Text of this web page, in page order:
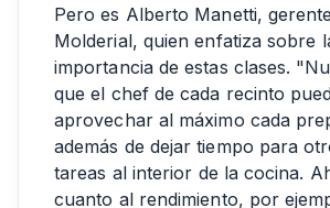
Pero es Alberto Manetti,
Molderial, quien enfatiza sobre
importancia de estas clases.
que el chef de cada recinto
aprovechar al máximo cada
además de dejar tiempo para
tareas al interior de la cocina.
cuanto al rendimiento, por